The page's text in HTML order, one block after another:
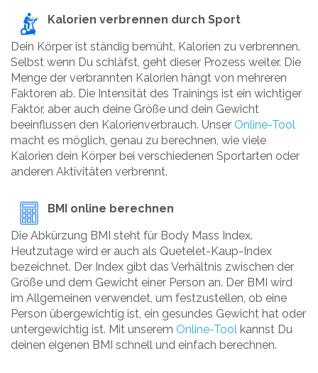
Kalorien verbrennen durch Sport
Dein Körper ist ständig bemüht, Kalorien zu verbrennen.
Selbst wenn Du schläfst, geht dieser Prozess weiter. Die
Menge der verbrannten Kalorien hängt von mehreren
Faktoren ab. Die Intensität des Trainings ist ein wichtiger
Faktor, aber auch deine Größe und dein Gewicht
beeinflussen den Kalorienverbrauch. Unser Online-Tool
macht es möglich, genau zu berechnen, wie viele
Kalorien dein Körper bei verschiedenen Sportarten oder
anderen Aktivitäten verbrennt.
BMI online berechnen
Die Abkürzung BMI steht für Body Mass Index.
Heutzutage wird er auch als Quetelet-Kaup-Index
bezeichnet. Der Index gibt das Verhältnis zwischen der
Größe und dem Gewicht einer Person an. Der BMI wird
im Allgemeinen verwendet, um festzustellen, ob eine
Person übergewichtig ist, ein gesundes Gewicht hat oder
untergewichtig ist. Mit unserem Online-Tool kannst Du
deinen eigenen BMI schnell und einfach berechnen.